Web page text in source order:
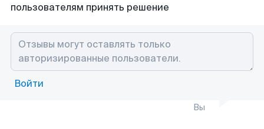
пользователям принять решение
Войти
Вы